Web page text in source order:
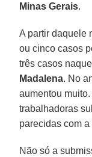
Minas Gerais.
A partir daquele
ou cinco casos
três casos
Madalena. No
aumentou
trabalhadoras
parecidas com a
Não só a